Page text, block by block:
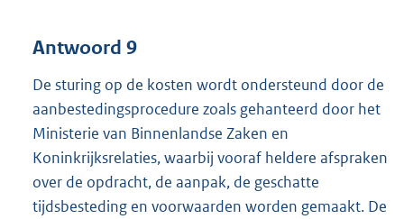
Antwoord 9
De sturing op de kosten wordt ondersteund door de
aanbestedingsprocedure zoals gehanteerd door het
Ministerie van Binnenlandse Zaken en
Koninkrijksrelaties, waarbij vooraf heldere afspraken
over de opdracht, de aanpak, de geschatte
tijdsbesteding en voorwaarden worden gemaakt. De